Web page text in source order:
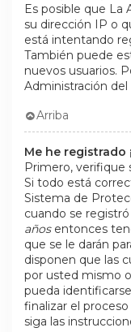
Es posible que La
su dirección IP o
está intentando
También puede
nuevos usuarios.
Administración del
Arriba
Me he registrado
Primero, verifique
Si todo está
Sistema de
cuando se
añosentonces
que se le darán
disponen que las
por usted mismo
pueda
finalizar el
siga las